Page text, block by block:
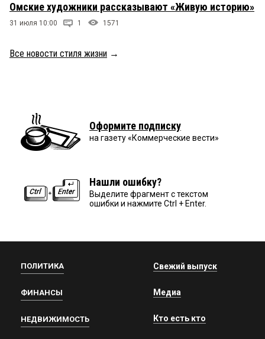
Омские художники рассказывают «Живую историю»
31 июля 10:00 1 1571
Все новости стиля жизни →
Оформите подписку
на газету «Коммерческие вести»
Нашли ошибку?
Выделите фрагмент с текстом
ошибки и нажмите Ctrl + Enter.
ПОЛИТИКА
ФИНАНСЫ
НЕДВИЖИМОСТЬ
Свежий выпуск
Медиа
Кто есть кто